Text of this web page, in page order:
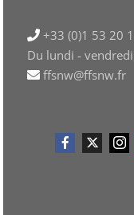
+33 (0)1 53 20
Du lundi -
ffsnw@ffsnw.fr